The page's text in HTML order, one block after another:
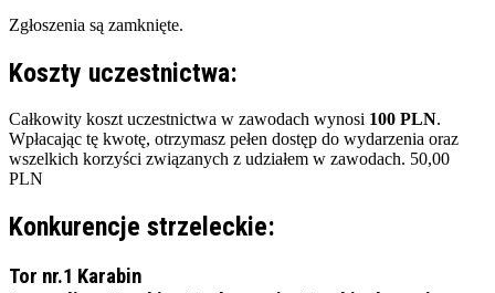
Zgłoszenia są zamknięte.
Koszty uczestnictwa:
Całkowity koszt uczestnictwa w zawodach wynosi 100 PLN.
Wpłacając tę kwotę, otrzymasz pełen dostęp do wydarzenia oraz
wszelkich korzyści związanych z udziałem w zawodach. 50,00
PLN
Konkurencje strzeleckie:
Tor nr.1 Karabin